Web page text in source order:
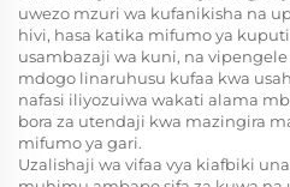
uwezo mzuri wa kufanikisha na
hivi, hasa katika mifumo ya
usambazaji wa kuni, na
mdogo linaruhusu kufaa kwa
nafasi iliyozuiwa wakati alama
bora za utendaji kwa mazingira
mifumo ya gari.
Uzalishaji wa vifaa vya kiafbiki